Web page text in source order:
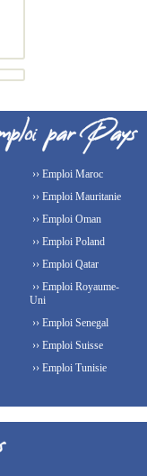
›› Emploi Maroc
›› Emploi Mauritanie
›› Emploi Oman
›› Emploi Poland
›› Emploi Qatar
›› Emploi Royaume-
Uni
›› Emploi Senegal
›› Emploi Suisse
›› Emploi Tunisie